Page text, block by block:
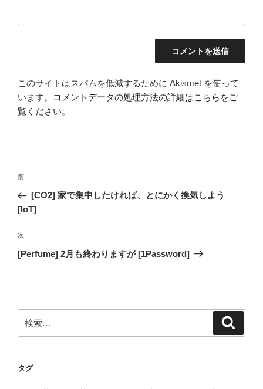
このサイトはスパムを低減するために Akismet を使って
います。
コメントデータの処理方法の詳細はこちらをご
覧ください。
投
ナ
ゲ
ー
前
の
投
前
[CO2] 家で集中したければ、とにかく換気しよう
[IoT]
次
の
次
[Perfume] 2月も終わりますが [1Password]
索:
タグ